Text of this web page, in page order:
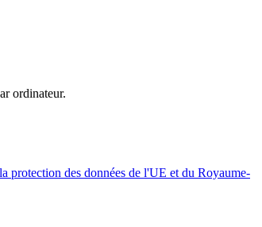
ordinateur.
protection des données de l'UE et du Royaume-